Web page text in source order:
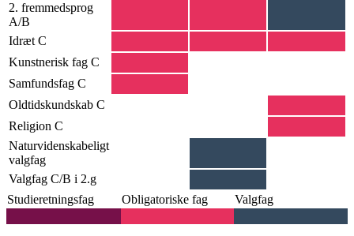
2. fremmedsprog
A/B
Idræt C
Kunstnerisk fag C
Samfundsfag C
Oldtidskundskab C
Religion C
Naturvidenskabeligt
valgfag
Valgfag C/B i 2.g
Studieretningsfag
Obligatoriske fag Valgfag